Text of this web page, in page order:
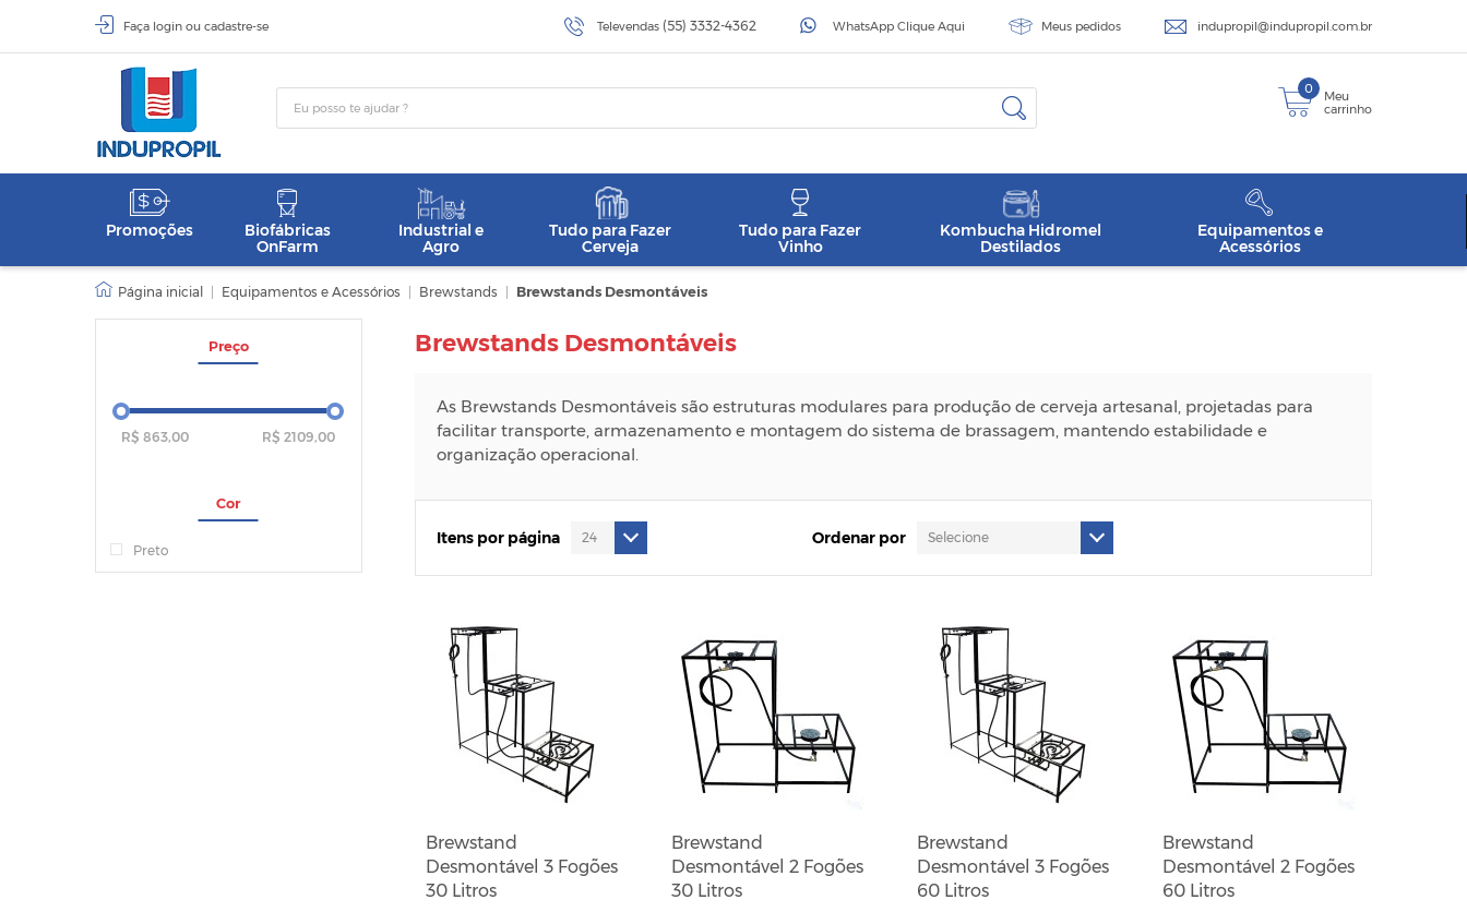
Faça login ou cadastre-se Televendas (55) 3332-4362 WhatsApp Clique Aqui Meus pedidos indupropil@indupropil.com.br
0
Meu
carrinho
Promoções
Biofábricas
OnFarm
Industrial e
Agro
Tudo para Fazer
Cerveja
Tudo para Fazer
Vinho
Kombucha Hidromel
Destilados
Equipamentos e
Acessórios
Equipamentos e Acessórios Brewstands Brewstands Desmontáveis
Preço
R$ 863,00 R$ 2109,00
Cor
Preto
Brewstands Desmontáveis
As Brewstands Desmontáveis são estruturas modulares para produção de cerveja artesanal, projetadas para
facilitar transporte, armazenamento e montagem do sistema de brassagem, mantendo estabilidade e
organização operacional.
Itens por página Ordenar por
Brewstand
Desmontável 3 Fogões
30 Litros
Brewstand
Desmontável 2 Fogões
30 Litros
Brewstand
Desmontável 3 Fogões
60 Litros
Brewstand
Desmontável 2 Fogões
60 Litros